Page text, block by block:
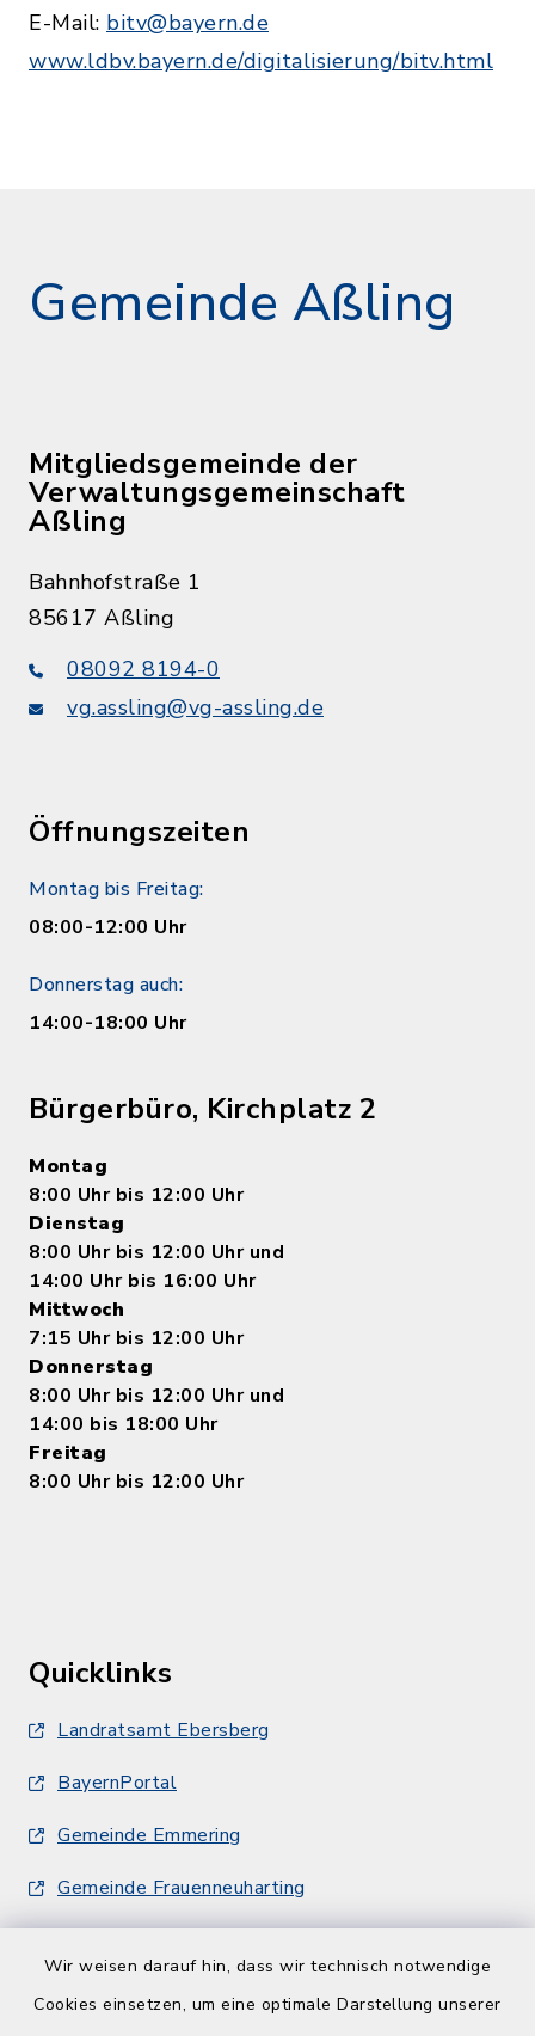
Wir weisen darauf hin, dass wir technisch notwendige
Cookies einsetzen, um eine optimale Darstellung unserer
E-Mail: bitv@bayern.de
www.ldbv.bayern.de/digitalisierung/bitv.html
Gemeinde Aßling
Mitgliedsgemeinde der
Verwaltungsgemeinschaft
Aßling
Bahnhofstraße 1
85617 Aßling
08092 8194-0
vg.assling@vg-assling.de
Öffnungszeiten
Montag bis Freitag:
08:00-12:00 Uhr
Donnerstag auch:
14:00-18:00 Uhr
Bürgerbüro, Kirchplatz 2
Montag
8:00 Uhr bis 12:00 Uhr
Dienstag
8:00 Uhr bis 12:00 Uhr und
14:00 Uhr bis 16:00 Uhr
Mittwoch
7:15 Uhr bis 12:00 Uhr
Donnerstag
8:00 Uhr bis 12:00 Uhr und
14:00 bis 18:00 Uhr
Freitag
8:00 Uhr bis 12:00 Uhr
Quicklinks
Landratsamt Ebersberg
BayernPortal
Gemeinde Emmering
Gemeinde Frauenneuharting